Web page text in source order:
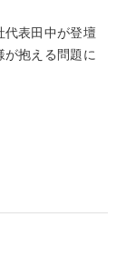
代表田中が登壇
が抱える問題に